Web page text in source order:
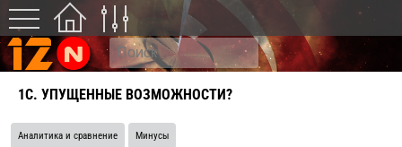
1С. УПУЩЕННЫЕ ВОЗМОЖНОСТИ?
Аналитика и сравнение Минусы